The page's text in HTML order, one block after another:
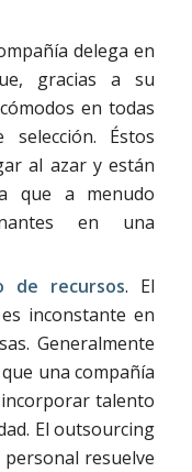
delega en
gracias a su
en todas
Éstos
al azar y están
que a menudo
en una
de recursos. El
inconstante en
Generalmente
una compañía
talento
El outsourcing
resuelve